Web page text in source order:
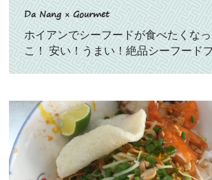
Da Nang × Gourmet
ホイアンでシーフードが食べたくなっ
こ！ 安い！うまい！絶品シーフード